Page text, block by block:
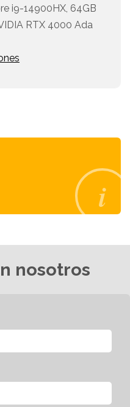
i9-14900HX, 64GB
RTX 4000 Ada
nosotros